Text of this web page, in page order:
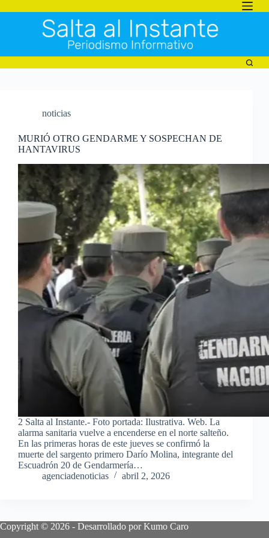
al
noticias
MURIÓ OTRO GENDARME Y SOSPECHAN DE
HANTAVIRUS
2 Salta al Instante.- Foto portada: Ilustrativa. Web. La
alarma sanitaria vuelve a encenderse en el norte salteño.
En las primeras horas de este jueves se confirmó la
muerte del sargento primero Darío Molina, integrante del
Escuadrón 20 de Gendarmería…
agenciadenoticias
abril 2, 2026
Copyright © 2026 - Desarrollado por Kumo Caro